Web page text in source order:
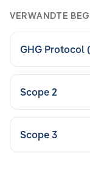
VERWANDTE
GHG Protocol
Scope 2
Scope 3